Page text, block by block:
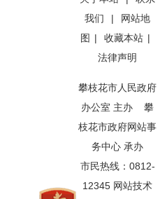
我们
|
网站地
图 | 收藏本站 |
法律声明
攀枝花市人民政府
办公室 主办 攀
枝花市政府网站事
务中心 承办
市民热线：0812-
12345 网站技术